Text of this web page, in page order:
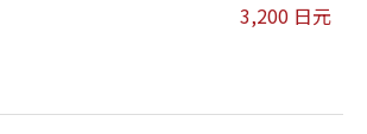
3,200 日元